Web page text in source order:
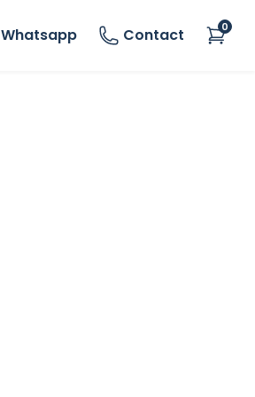
Whatsapp Contact 0